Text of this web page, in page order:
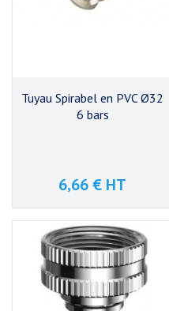
Tuyau Spirabel en PVC Ø32
6 bars
Prix
6,66 € HT